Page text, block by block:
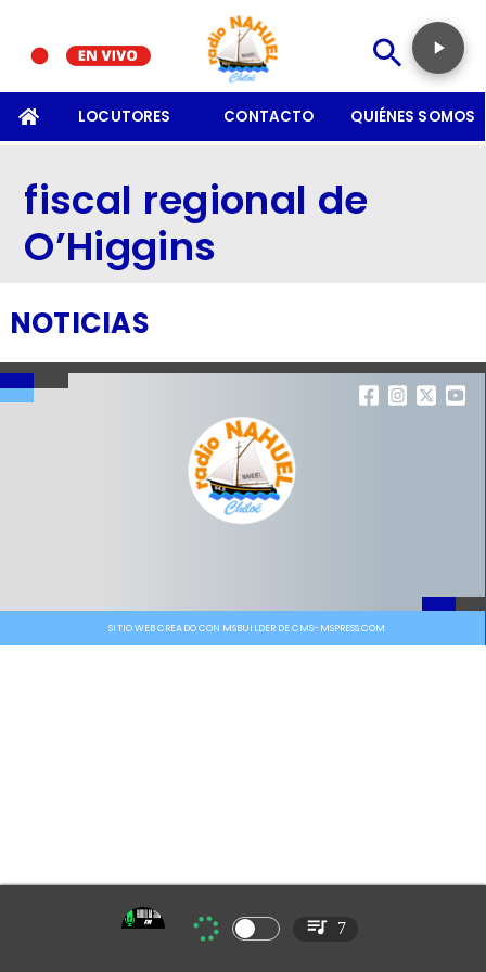
LOCUTORES CONTACTO QUIÉNES SOMOS
fiscal regional de
O’Higgins
NOTICIAS
SITIO WEB CREADO CON MSBUILDER DE CMS-MSPRESS.COM
7